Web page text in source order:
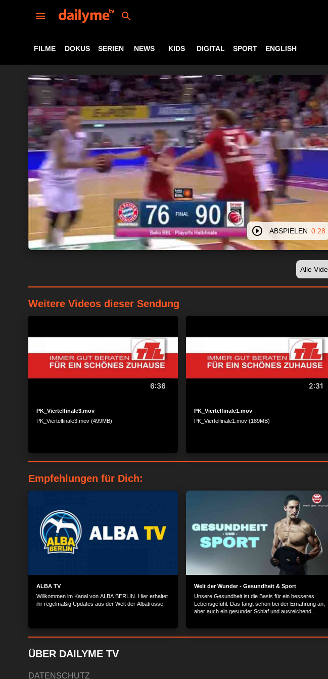
FILME DOKUS SERIEN NEWS KIDS DIGITAL SPORT ENGLISH
ABSPIELEN 0:28
Alle
Weitere Videos dieser Sendung
6:36
PK_Viertelfinale3.mov
PK_Viertelfinale3.mov (499MB)
2:31
PK_Viertelfinale1.mov
PK_Viertelfinale1.mov (189MB)
Empfehlungen für Dich:
ALBA TV
Willkommen im Kanal von ALBA BERLIN. Hier erhaltet
ihr regelmäßig Updates aus der Welt der Albatrosse.
Welt der Wunder - Gesundheit & Sport
Unsere Gesundheit ist die Basis für ein besseres
Lebensgefühl. Das fängt schon bei der Ernährung an,
aber auch ein gesunder Schlaf und ausreichend
ÜBER DAILYME TV
DATENSCHUTZ